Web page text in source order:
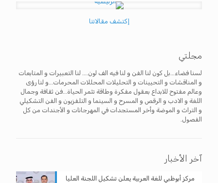
إكتشف مقالاتنا
مجلتي
لسنا فضاء...بل كون لنا الفن و لنا فيه الف لون.... لنا التعبيرات و المتابعات
و المناقشات و التحيينات و التحليلات المحللات المحرمات...و لنا رؤى
وعالم مفتوح للابداع بعقول مفكرة وطاقة تثمر الحياة...فن ثقافة وجمال
اللغة و الادب و الرقص و المسرح و السينما و التلفزيون و الفن التشكيلي
و التراث و الموضة وأخر المستجدات في المهرجانات و الأجندات من كل
الفصول.
آخر الأخبار
مركز أبوظبي للغة العربية يعلن تشكيل اللجنة العليا